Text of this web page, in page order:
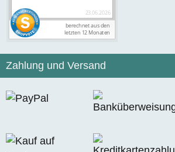
Zahlung und Versand